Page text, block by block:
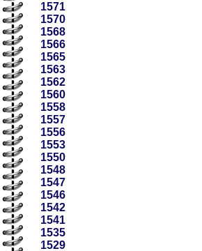
1571
1570
1568
1566
1565
1563
1562
1560
1558
1557
1556
1553
1550
1548
1547
1546
1542
1541
1535
1529